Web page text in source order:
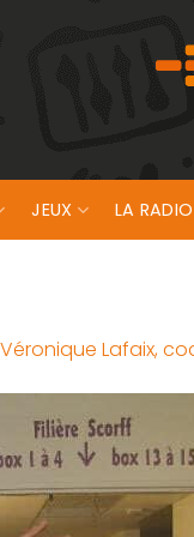
JEUX LA RADIO
Lafaix,